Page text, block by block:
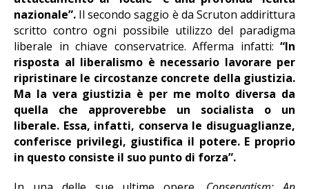
nazionale”. Il secondo saggio è da Scruton addirittura
scritto contro ogni possibile utilizzo del paradigma
liberale in chiave conservatrice. Afferma infatti: “In
risposta al liberalismo è necessario lavorare per
ripristinare le circostanze concrete della giustizia.
Ma la vera giustizia è per me molto diversa da
quella che approverebbe un socialista o un
liberale. Essa, infatti, conserva le disuguaglianze,
conferisce privilegi, giustifica il potere. E proprio
in questo consiste il suo punto di forza”.